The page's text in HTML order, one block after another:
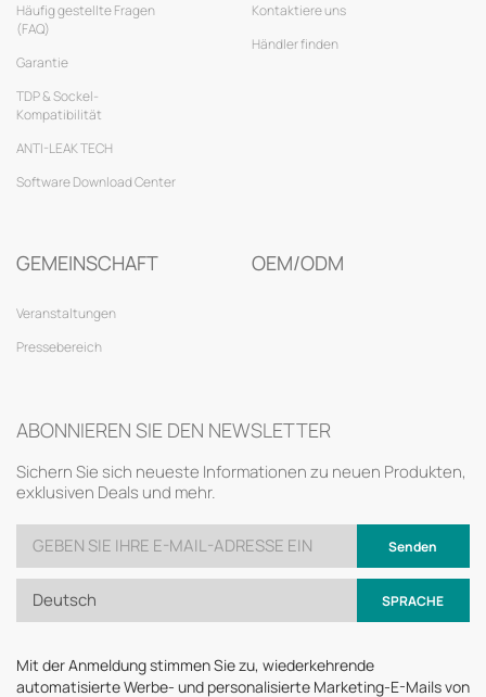
Häufig gestellte Fragen
(FAQ)
Garantie
TDP & Sockel-
Kompatibilität
ANTI-LEAK TECH
Software Download Center
Kontaktiere uns
Händler finden
GEMEINSCHAFT
Veranstaltungen
Pressebereich
OEM/ODM
ABONNIEREN SIE DEN NEWSLETTER
Sichern Sie sich neueste Informationen zu neuen Produkten,
exklusiven Deals und mehr.
Senden
Deutsch SPRACHE
Mit der Anmeldung stimmen Sie zu, wiederkehrende
automatisierte Werbe- und personalisierte Marketing-E-Mails von